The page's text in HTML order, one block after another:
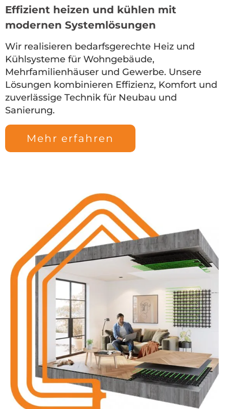
Effizient heizen und kühlen mit
modernen Systemlösungen
Wir realisieren bedarfsgerechte Heiz und
Kühlsysteme für Wohngebäude,
Mehrfamilienhäuser und Gewerbe. Unsere
Lösungen kombinieren Effizienz, Komfort und
zuverlässige Technik für Neubau und
Sanierung.
Mehr erfahren